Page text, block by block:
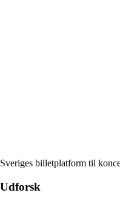
Sveriges billetplatform til
Udforsk